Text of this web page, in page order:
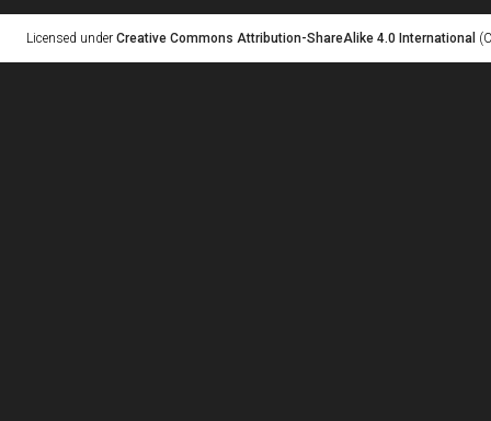
Licensed under Creative Commons Attribution-ShareAlike 4.0 International